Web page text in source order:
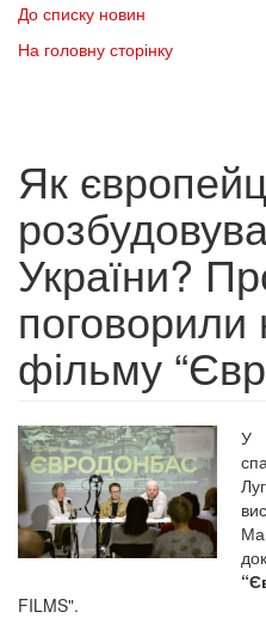
До списку новин
На головну сторінку
Як
України?
поговорили
фільму
У
FILMS".